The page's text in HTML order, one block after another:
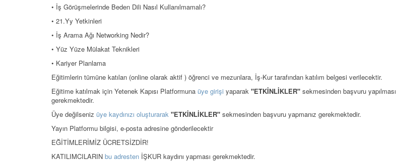
• İş Görüşmelerinde Beden Dili Nasıl Kullanılmamalı?
• 21.Yy Yetkinleri
• İş Arama Ağı Networking Nedir?
• Yüz Yüze Mülakat Teknikleri
• Kariyer Planlama
Eğitimlerin tümüne katılan (online olarak aktif ) öğrenci ve mezunlara, İş-Kur tarafından katılım belgesi verilecektir.
Eğitime katılmak için Yetenek Kapısı Platformuna üye girişi yaparak "ETKİNLİKLER" sekmesinden başvuru yapılması
gerekmektedir.
Üye değilseniz üye kaydınızı oluşturarak "ETKİNLİKLER" sekmesinden başvuru yapmanız gerekmektedir.
Yayın Platformu bilgisi, e-posta adresine gönderilecektir
EĞİTİMLERİMİZ ÜCRETSİZDİR!
KATILIMCILARIN bu adresten İŞKUR kaydını yapması gerekmektedir.